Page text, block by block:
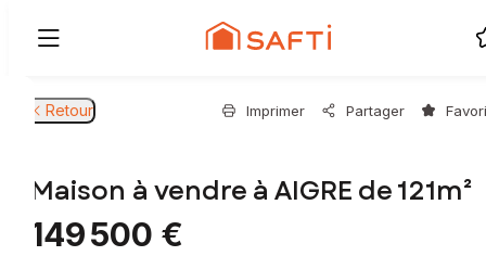
Retour Imprimer Partager
Maison à vendre à AIGRE de 121m²
149 500 €